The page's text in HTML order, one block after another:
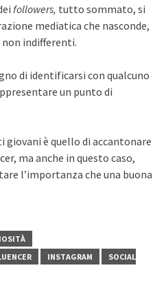
followers, tutto sommato, si
mediatica che nasconde,
indifferenti.
di identificarsi con qualcuno
un punto di
giovani è quello di accantonare
ma anche in questo caso,
l’importanza che una buona
INSTAGRAM
SOCIAL